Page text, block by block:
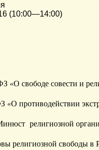
(10:00—14:00)
«О свободе совести и
противодействии
религиозной
религиозной свободы